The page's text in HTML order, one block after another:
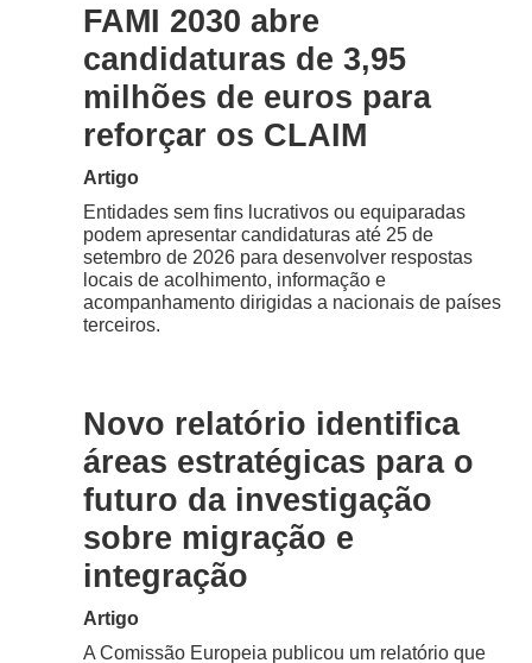
FAMI 2030 abre
candidaturas de 3,95
milhões de euros para
reforçar os CLAIM
Artigo
Entidades sem fins lucrativos ou equiparadas
podem apresentar candidaturas até 25 de
setembro de 2026 para desenvolver respostas
locais de acolhimento, informação e
acompanhamento dirigidas a nacionais de países
terceiros.
Novo relatório identifica
áreas estratégicas para o
futuro da investigação
sobre migração e
integração
Artigo
A Comissão Europeia publicou um relatório que